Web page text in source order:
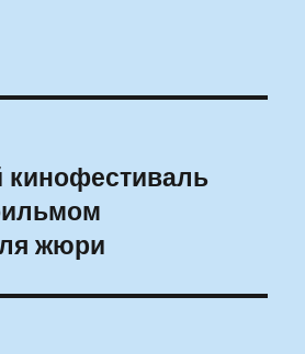
кинофестиваль
жюри